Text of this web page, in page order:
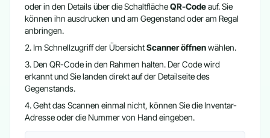
oder in den Details über die SchaltflächeQR-Codeauf. Sie
können ihn ausdrucken und am Gegenstand oder am Regal
anbringen.
Im Schnellzugriff der ÜbersichtScanner öffnenwählen.
Den QR-Code in den Rahmen halten. Der Code wird
erkannt und Sie landen direkt auf der Detailseite des
Gegenstands.
Geht das Scannen einmal nicht, können Sie die Inventar-
Adresse oder die Nummer von Hand eingeben.